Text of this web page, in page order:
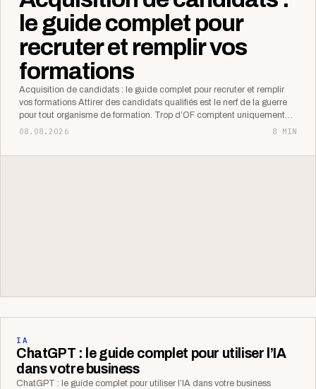
le guide complet pour
recruter et remplir vos
formations
Acquisition de candidats : le guide complet pour recruter et remplir
vos formations Attirer des candidats qualifiés est le nerf de la guerre
pour tout organisme de formation. Trop d’OF comptent uniquement…
08.08.2026
8 MIN
IA
ChatGPT : le guide complet pour utiliser l’IA
dans votre business
ChatGPT : le guide complet pour utiliser l’IA dans votre business